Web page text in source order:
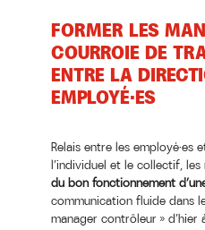
FORMER LES
COURROIE DE
ENTRE LA
EMPLOYÉ·ES
Relais entre les employé·es
l’individuel et le collectif,
du bon fonctionnement
communication fluide dans
manager contrôleur » d’hier